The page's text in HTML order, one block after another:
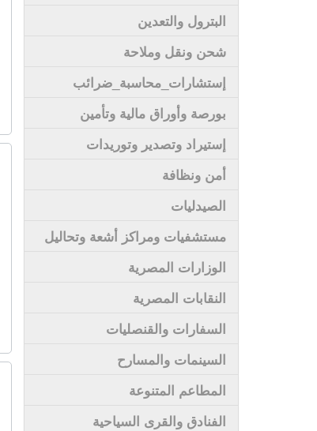
البترول والتعدين
شحن ونقل وملاحة
إستشارات_محاسبة_ضرائب
بورصة وأوراق مالية وتأمين
إستيراد وتصدير وتوريدات
أمن ونظافة
الصيدليات
مستشفيات ومراكز أشعة وتحاليل
الوزارات المصرية
النقابات المصرية
السفارات والقنصليات
السينمات والمسارح
المطاعم المتنوعة
الفنادق والقرى السياحية